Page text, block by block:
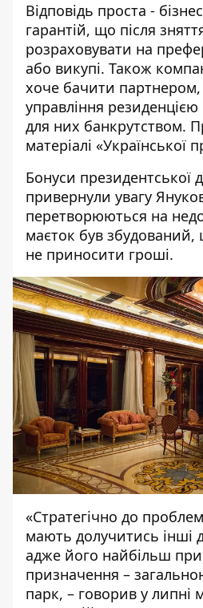
Відповідь проста -
гарантій, що після
розраховувати на
або викупі. Також
хоче бачити
управління
для них банкрутством.
матеріалі «Української
Бонуси президентської
привернули увагу
перетворюються на
маєток був
не приносити гроші.
«Стратегічно до
мають долучитись інші
адже його найбільш
призначення –
парк, – говорив у липні